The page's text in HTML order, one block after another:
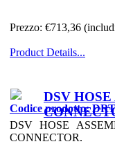
Prezzo: €713,36
Product Details...
DSV
Codice prodotto:
DSV HOSE
CONNECTOR.